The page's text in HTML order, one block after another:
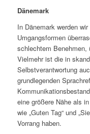
Dänemark
In Dänemark werden
Umgangsformen
schlechtem Benehmen,
Vielmehr ist die in
Selbstverantwortung
grundlegenden
eine größere Nähe als
wie „Guten Tag“ und
Vorrang haben.